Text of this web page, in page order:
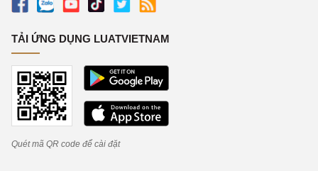
TẢI ỨNG DỤNG LUATVIETNAM
Quét mã QR code để cài đặt